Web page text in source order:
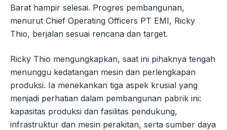
Barat hampir selesai. Progres pembangunan,
menurut Chief Operating Officers PT EMI, Ricky
Thio, berjalan sesuai rencana dan target.
Ricky Thio mengungkapkan, saat ini pihaknya tengah
menunggu kedatangan mesin dan perlengkapan
produksi. Ia menekankan tiga aspek krusial yang
menjadi perhatian dalam pembangunan pabrik ini:
kapasitas produksi dan fasilitas pendukung,
infrastruktur dan mesin perakitan, serta sumber daya